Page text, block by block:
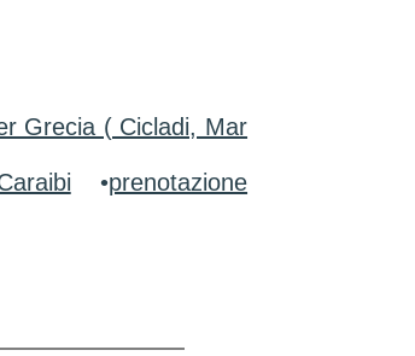
Grecia ( Cicladi, Mar
•prenotazione